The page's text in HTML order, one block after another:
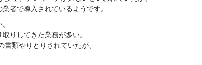
者で導入されているようです。
りしてきた業務が多い。
類やりとりされていたが、